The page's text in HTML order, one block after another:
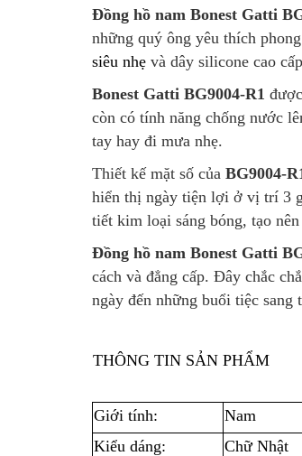
Đồng hồ nam Bonest Gatti
những quý ông yêu thích
siêu nhẹ và dây silicone cao
Bonest Gatti BG9004-R1
còn có tính năng chống nước
tay hay đi mưa nhẹ.
Thiết kế mặt số của BG9004-
hiển thị ngày tiện lợi ở vị trí 3
tiết kim loại sáng bóng, tạo
Đồng hồ nam Bonest Gatti
cách và đẳng cấp. Đây chắc
ngày đến những buổi tiệc sang
THÔNG TIN SẢN PHẨM
Giới tính:
Nam
Kiểu dáng:
Chữ Nhật